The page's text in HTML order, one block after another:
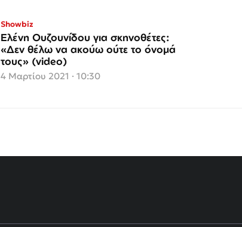
Showbiz
Ελένη Ουζουνίδου για σκηνοθέτες:
«Δεν θέλω να ακούω ούτε το όνομά
τους» (video)
4 Μαρτίου 2021 · 10:30